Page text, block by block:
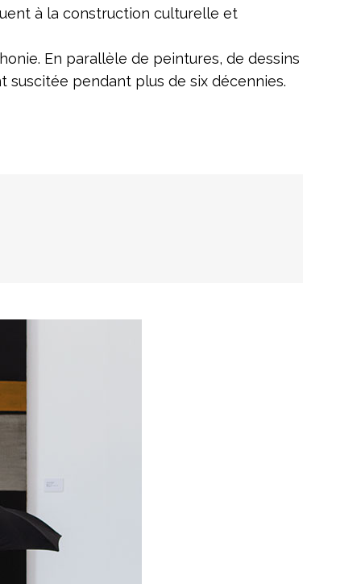
à la construction culturelle et
En parallèle de peintures, de dessins
suscitée pendant plus de six décennies.